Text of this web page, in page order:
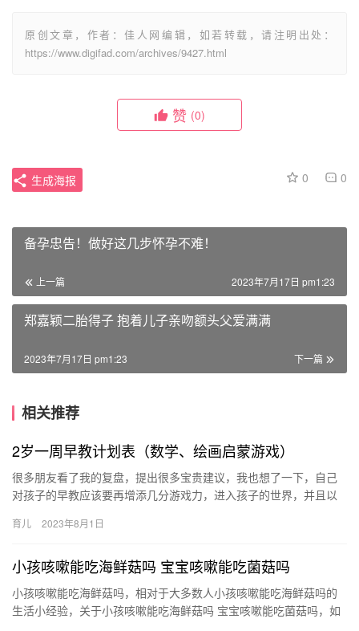
原创文章，作者：佳人网编辑，如若转载，请注明出处：
https://www.digifad.com/archives/9427.html
赞 (0)
0 0
生成海报
备孕忠告！做好这几步怀孕不难！
上一篇 2023年7月17日 pm1:23
郑嘉颖二胎得子 抱着儿子亲吻额头父爱满满
下一篇
2023年7月17日 pm1:23
相关推荐
2岁一周早教计划表（数学、绘画启蒙游戏）
很多朋友看了我的复盘，提出很多宝贵建议，我也想了一下，自己
对孩子的早教应该要再增添几分游戏力，进入孩子的世界，并且以
出很…
育儿 2023年8月1日
小孩咳嗽能吃海鲜菇吗 宝宝咳嗽能吃菌菇吗
小孩咳嗽能吃海鲜菇吗，相对于大多数人小孩咳嗽能吃海鲜菇吗的
生活小经验，关于小孩咳嗽能吃海鲜菇吗 宝宝咳嗽能吃菌菇吗，如